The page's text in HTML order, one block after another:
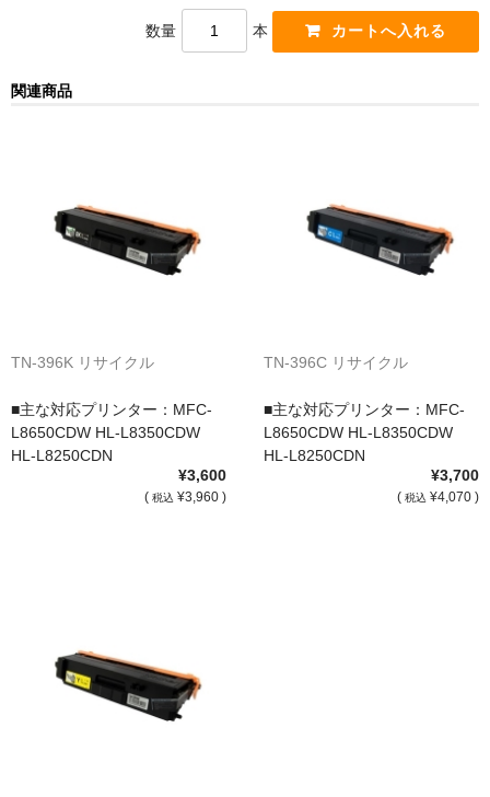
なぜ業務用を選ぶべき？
数量 本
関連商品
TN-396K リサイクル
■主な対応プリンター：MFC-
L8650CDW HL-L8350CDW
HL-L8250CDN
¥3,600
( 税込 ¥3,960 )
TN-396C リサイクル
■主な対応プリンター：MFC-
L8650CDW HL-L8350CDW
HL-L8250CDN
¥3,700
( 税込 ¥4,070 )